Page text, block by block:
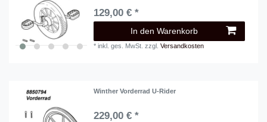
129,00 € *
In den Warenkorb
*inkl. ges. MwSt. zzgl.Versandkosten
Winther Vorderrad U-Rider
229,00 € *